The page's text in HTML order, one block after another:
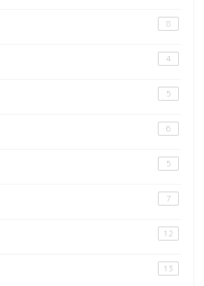
8
4
5
6
5
7
12
13